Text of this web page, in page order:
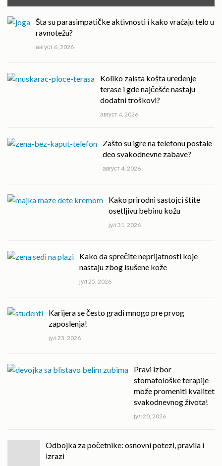
Šta su parasimpatičke aktivnosti i kako vraćaju telo u
ravnotežu?
август 6, 2026
Koliko zaista košta uređenje
terase i gde najčešće nastaju
dodatni troškovi?
август 4, 2026
Zašto su igre na telefonu postale
deo svakodnevne zabave?
август 4, 2026
Kako prirodni sastojci štite
osetljivu bebinu kožu
јул 31, 2026
Kako da sprečite neprijatnosti koje
nastaju zbog isušene kože
јул 25, 2026
Karijera se često gradi mnogo pre prvog
zaposlenja!
јул 23, 2026
Pravi izbor
stomatološke terapije
može promeniti kvalitet
svakodnevnog života!
јул 20, 2026
Odbojka za početnike: osnovni potezi, pravila i
izrazi